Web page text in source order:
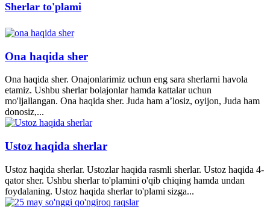
Sherlar to'plami
Ona haqida sher
Ona haqida sher. Onajonlarimiz uchun eng sara sherlarni havola
etamiz. Ushbu sherlar bolajonlar hamda kattalar uchun
mo'ljallangan. Ona haqida sher. Juda ham a’losiz, oyijon, Juda ham
donosiz,...
Ustoz haqida sherlar
Ustoz haqida sherlar. Ustozlar haqida rasmli sherlar. Ustoz haqida 4-
qator sher. Ushbu sherlar to'plamini o'qib chiqing hamda undan
foydalaning. Ustoz haqida sherlar to'plami sizga...